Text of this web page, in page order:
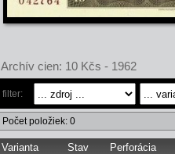
Archív cien: 10 Kčs - 1962
filter:
Počet položiek: 0
Varianta Stav Perforácia